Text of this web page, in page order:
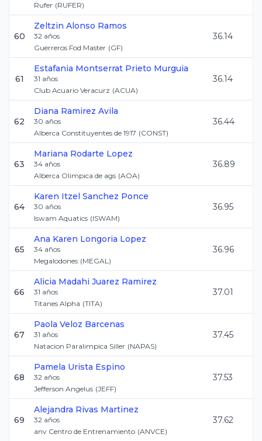
Rufer (RUFER)
60
Zeltzin Alonso Ramos
32 años
Guerreros Fod Master (GF)
36.14
61
Estafania Montserrat Prieto Murguia
31 años
Club Acuario Veracurz (ACUA)
36.14
62
Diana Ramirez Avila
30 años
Alberca Constituyentes de 1917 (CONST)
36.44
63
Mariana Rodarte Lopez
34 años
Alberca Olimpica de ags (AOA)
36.89
64
Karen Itzel Sanchez Ponce
30 años
Iswam Aquatics (ISWAM)
36.95
65
Ana Karen Longoria Lopez
34 años
Megalodones (MEGAL)
36.96
66
Alicia Madahi Juarez Ramirez
31 años
Titanes Alpha (TITA)
37.01
67
Paola Veloz Barcenas
31 años
Natacion Paralimpica Siller (NAPAS)
37.45
68
Pamela Urista Espino
32 años
Jefferson Angelus (JEFF)
37.53
69
Alejandra Rivas Martinez
32 años
anv Centro de Entrenamiento (ANVCE)
37.62